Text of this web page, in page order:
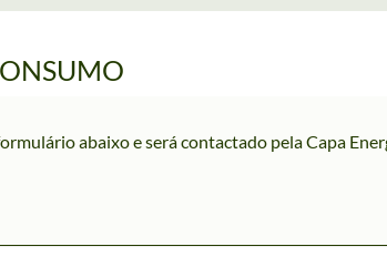
abaixo e será contactado pela Capa